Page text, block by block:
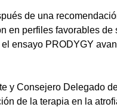
de una
en perfiles favorables
ensayo PRODYGY
y Consejero Delegado
de la terapia en la